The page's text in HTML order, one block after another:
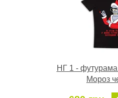
НГ 1 -
Мороз